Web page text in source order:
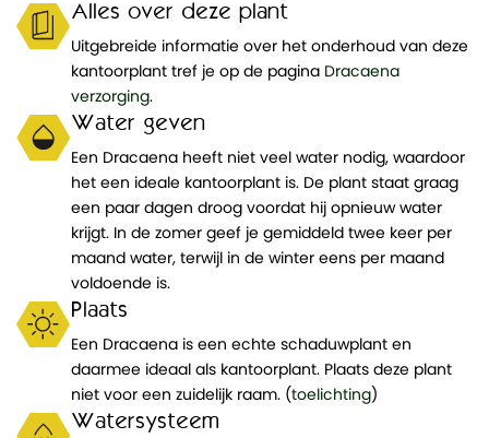
Alles over deze plant
Uitgebreide informatie over het onderhoud van deze
kantoorplant tref je op de pagina Dracaena
verzorging.
Water geven
Een Dracaena heeft niet veel water nodig, waardoor
het een ideale kantoorplant is. De plant staat graag
een paar dagen droog voordat hij opnieuw water
krijgt. In de zomer geef je gemiddeld twee keer per
maand water, terwijl in de winter eens per maand
voldoende is.
Plaats
Een Dracaena is een echte schaduwplant en
daarmee ideaal als kantoorplant. Plaats deze plant
niet voor een zuidelijk raam. (toelichting)
Watersysteem